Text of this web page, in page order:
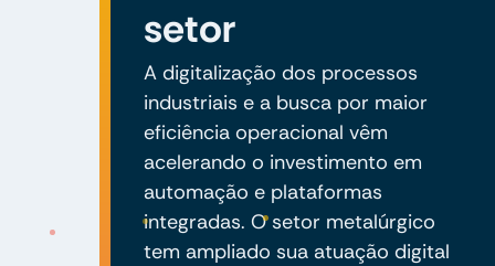
setor
A digitalização dos processos
industriais e a busca por maior
eficiência operacional vêm
acelerando o investimento em
automação e plataformas
integradas. O setor metalúrgico
tem ampliado sua atuação digital